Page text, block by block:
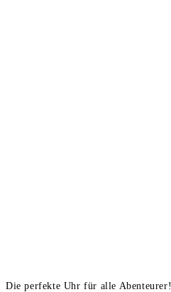
Die perfekte Uhr für alle Abenteurer!